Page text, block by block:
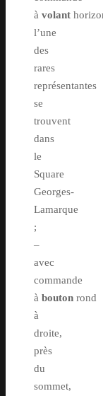
à volant
l’une
des
rares
représentantes
se
trouvent
dans
le
Square
Georges-
Lamarque
;
–
avec
commande
à bouton rond
à
droite,
près
du
sommet,